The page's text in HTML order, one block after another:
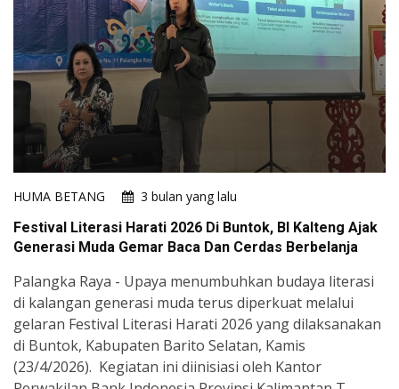
HUMA BETANG
3 bulan yang lalu
Festival Literasi Harati 2026 Di Buntok, BI Kalteng Ajak
Generasi Muda Gemar Baca Dan Cerdas Berbelanja
Palangka Raya - Upaya menumbuhkan budaya literasi
di kalangan generasi muda terus diperkuat melalui
gelaran Festival Literasi Harati 2026 yang dilaksanakan
di Buntok, Kabupaten Barito Selatan, Kamis
(23/4/2026). Kegiatan ini diinisiasi oleh Kantor